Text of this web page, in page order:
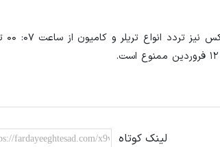
در
لینک کوتاه